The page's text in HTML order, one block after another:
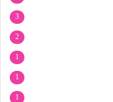
3
2
1
1
1